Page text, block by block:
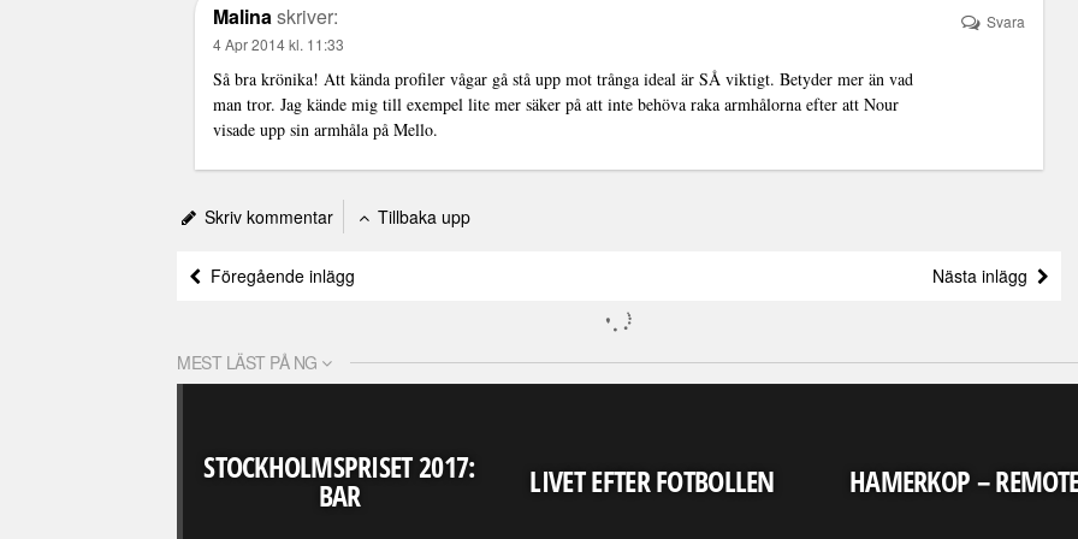
Malinaskriver:
4 Apr 2014 kl. 11:33
Så bra krönika! Att kända profiler vågar gå stå upp mot trånga ideal är SÅ viktigt. Betyder mer än vad
man tror. Jag kände mig till exempel lite mer säker på att inte behöva raka armhålorna efter att Nour
visade upp sin armhåla på Mello.
Svara
Skriv kommentar Tillbaka upp
Föregående inlägg Nästa inlägg
MEST LÄST PÅ NG
STOCKHOLMSPRISET 2017:
BAR LIVET EFTER FOTBOLLEN HAMERKOP –